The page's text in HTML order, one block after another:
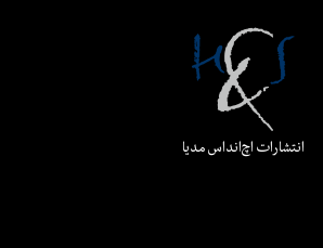
انتشارات اچ‌اند‌اس مدیا